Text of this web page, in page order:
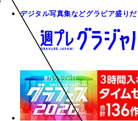
デジタル写真集などグラビア盛り